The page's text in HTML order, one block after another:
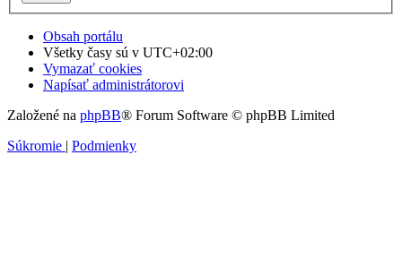
Obsah portálu
Všetky časy sú v UTC+02:00
Vymazať cookies
Napísať administrátorovi
Založené na phpBB® Forum Software © phpBB Limited
Súkromie | Podmienky